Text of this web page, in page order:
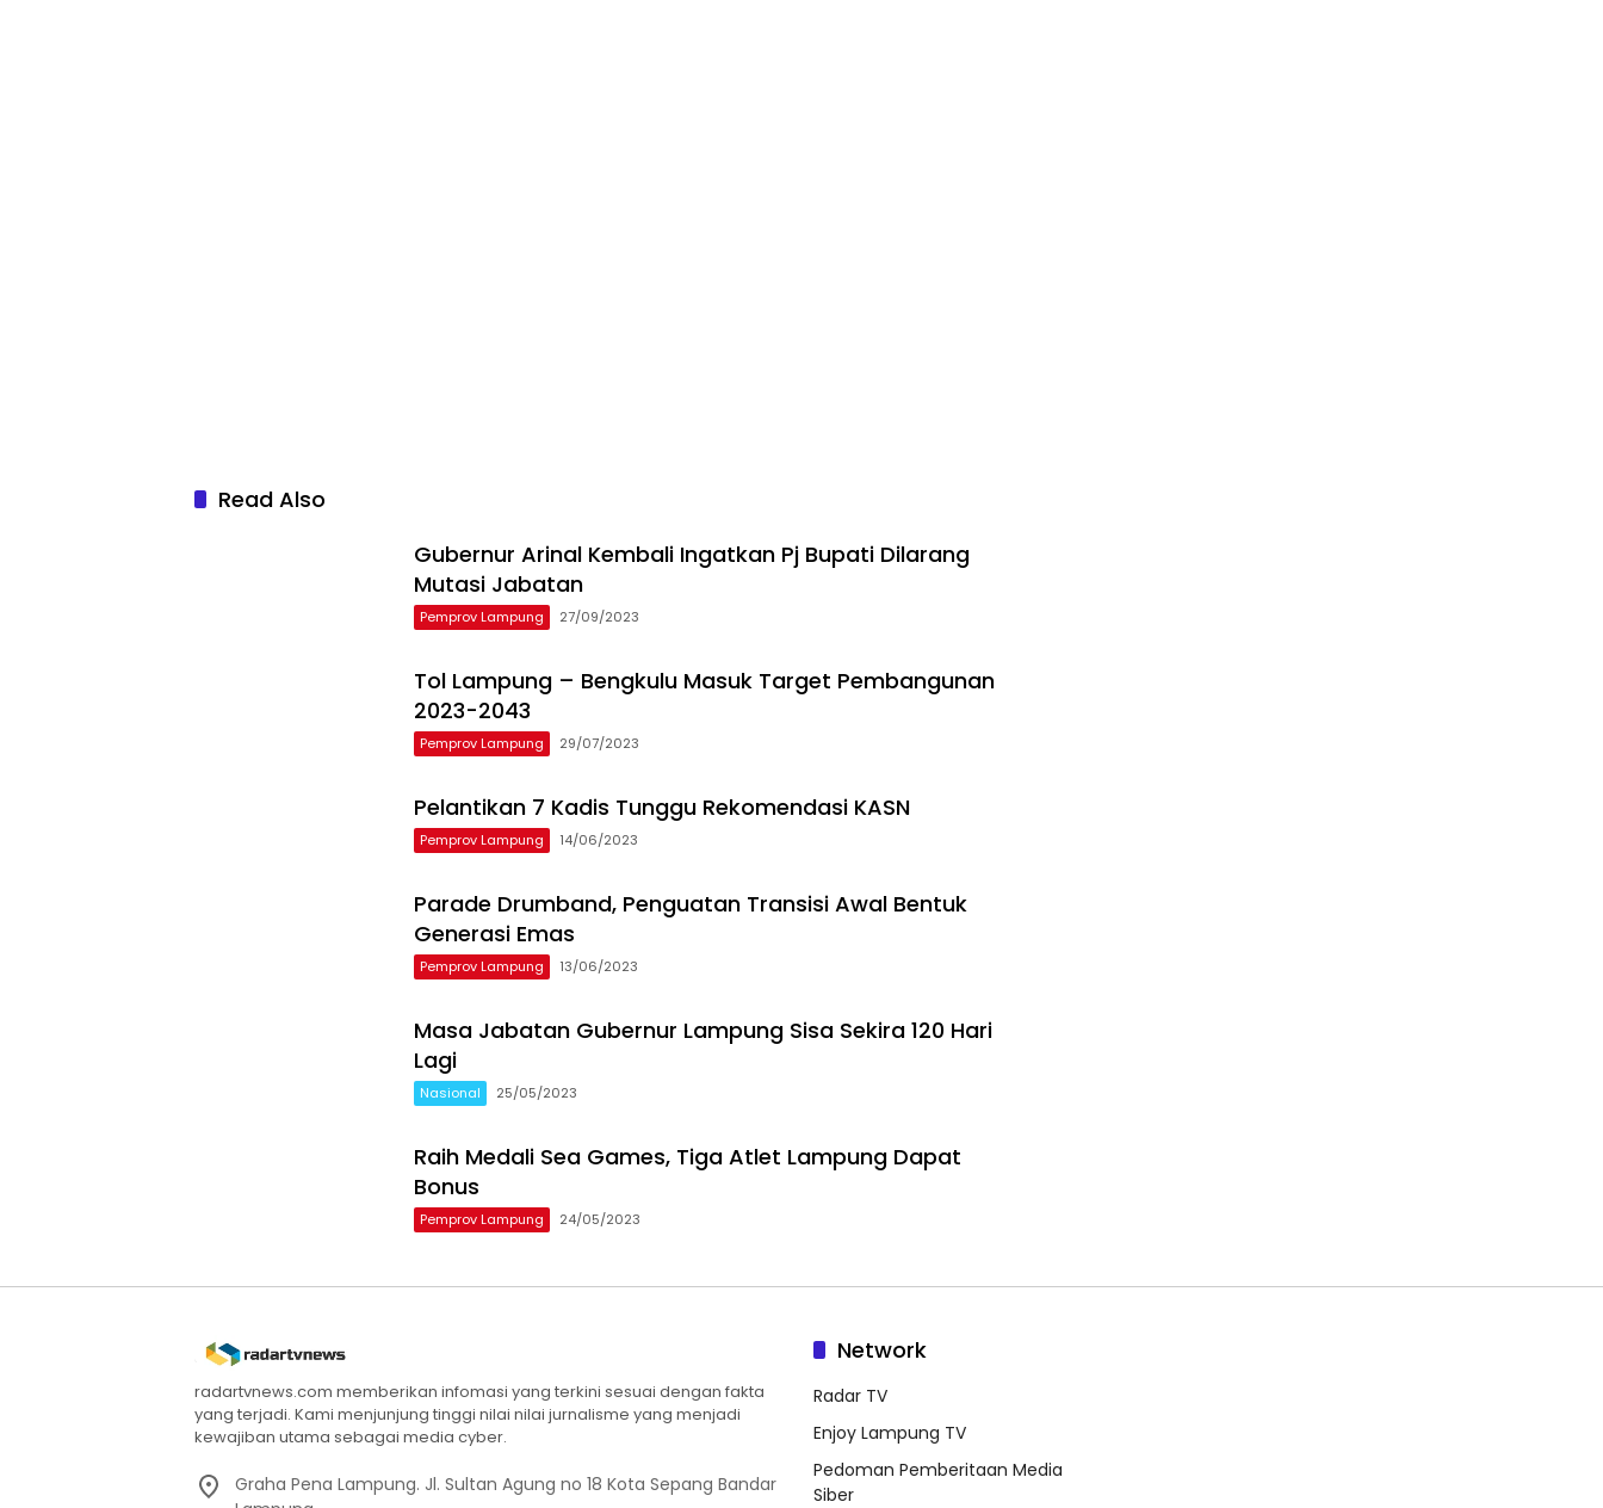
Read Also
Gubernur Arinal Kembali Ingatkan Pj Bupati Dilarang
Mutasi Jabatan
Pemprov Lampung 27/09/2023
Tol Lampung – Bengkulu Masuk Target Pembangunan
2023-2043
Pemprov Lampung 29/07/2023
Pelantikan 7 Kadis Tunggu Rekomendasi KASN
Pemprov Lampung 14/06/2023
Parade Drumband, Penguatan Transisi Awal Bentuk
Generasi Emas
Pemprov Lampung 13/06/2023
Masa Jabatan Gubernur Lampung Sisa Sekira 120 Hari
Lagi
Nasional 25/05/2023
Raih Medali Sea Games, Tiga Atlet Lampung Dapat
Bonus
Pemprov Lampung 24/05/2023
radartvnews.com memberikan infomasi yang terkini sesuai dengan fakta
yang terjadi. Kami menjunjung tinggi nilai nilai jurnalisme yang menjadi
kewajiban utama sebagai media cyber.
Graha Pena Lampung. Jl. Sultan Agung no 18 Kota Sepang Bandar
Network
Radar TV
Enjoy Lampung TV
Pedoman Pemberitaan Media
Siber